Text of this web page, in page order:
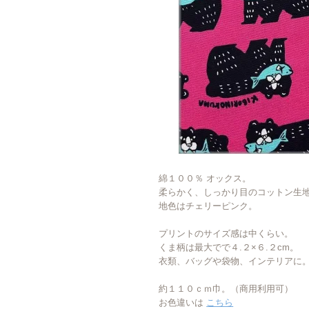
綿１００％ オックス。
柔らかく、しっかり目のコットン生
地色はチェリーピンク。
プリントのサイズ感は中くらい。
くま柄は最大でで４.２×６.２cm。
衣類、バッグや袋物、インテリアに
約１１０ｃｍ巾。（商用利用可）
お色違いは こちら